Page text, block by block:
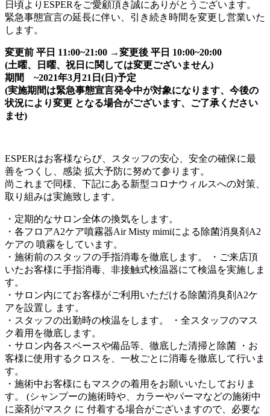
日頃よりESPERをご愛顧頂き誠にありがとうございます。
緊急事態宣言の延長に伴い、引き続き時間を変更し営業いた
します。
変更前 平日 11:00~21:00 →変更後 平日 10:00~20:00
(土曜、日曜、祝日に関しては変更ございません)
期間 ~2021年3月21日(日)予定
(実施期間は緊急事態宣言発令中が対象になります、今後の
状況により変更 となる場合がございます、ご了承ください
ませ)
ESPERはお客様ならび、スタッフの安心、安全の確保に最
善をつくし、感染 拡大予防に努めて参ります。
尚これまで同様、下記にある新型コロナウィルスへの対策、
取り組みは実施致します。
・定期的なサロン全体の換気をします。
・各フロアA2ケア噴霧器Air Misty mimiによる除菌消臭剤A2
ケアの 噴霧をしています。
・施術前のスタッフの手指消毒を徹底します。 ・ご来店頂
いたお客様に手指消毒、非接触式検温器にて検温を実施しま
す。
・サロン内にてお客様がご利用いただける除菌消臭剤A2ケ
アを設置し ます。
・スタッフの出勤時の検温をします。 ・全スタッフのマス
ク着用を徹底します。
・サロン内各スペースや備品等、徹底した清掃と除菌 ・お
客様に使用するクロスを、一枚ごとに消毒を徹底して行いま
す。
・施術中お客様にもマスクの着用をお願いいたしておりま
す。 (シャンプーの施術時や、カラーやパーマなどの施術中
に薬剤がマスク に 付着する場合がございますので、必要な